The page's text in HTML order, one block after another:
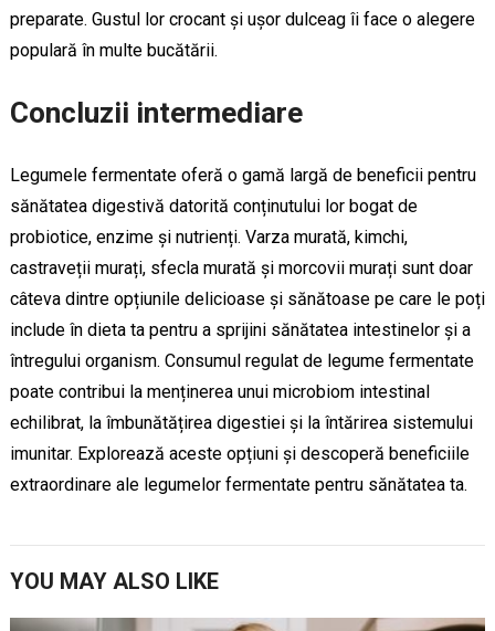
preparate. Gustul lor crocant și ușor dulceag îi face o alegere
populară în multe bucătării.
Concluzii intermediare
Legumele fermentate oferă o gamă largă de beneficii pentru
sănătatea digestivă datorită conținutului lor bogat de
probiotice, enzime și nutrienți. Varza murată, kimchi,
castraveții murați, sfecla murată și morcovii murați sunt doar
câteva dintre opțiunile delicioase și sănătoase pe care le poți
include în dieta ta pentru a sprijini sănătatea intestinelor și a
întregului organism. Consumul regulat de legume fermentate
poate contribui la menținerea unui microbiom intestinal
echilibrat, la îmbunătățirea digestiei și la întărirea sistemului
imunitar. Explorează aceste opțiuni și descoperă beneficiile
extraordinare ale legumelor fermentate pentru sănătatea ta.
YOU MAY ALSO LIKE